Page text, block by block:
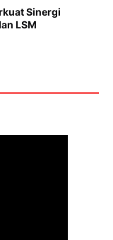
Sinergi
LSM